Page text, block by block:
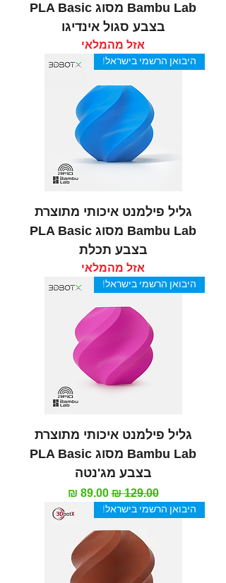
Bambu Lab מסוג PLA Basic
בצבע סגול אינדיגו
אזל מהמלאי
היבואן הרשמי בישראל!
גליל פילמנט איכותי מתוצרת
Bambu Lab מסוג PLA Basic
בצבע תכלת
אזל מהמלאי
היבואן הרשמי בישראל!
גליל פילמנט איכותי מתוצרת
Bambu Lab מסוג PLA Basic
בצבע מג'נטה
מחיר רגיל‏129.00 ‏₪ מחיר מבצע‏89.00 ‏₪
היבואן הרשמי בישראל!